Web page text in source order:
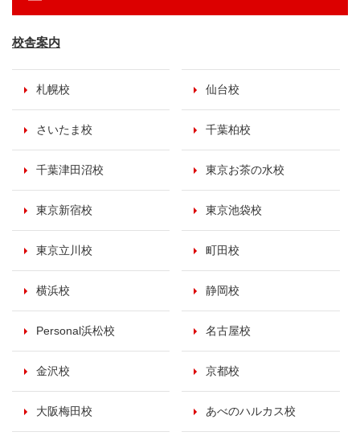
校舎案内
札幌校 仙台校
さいたま校 千葉柏校
千葉津田沼校 東京お茶の水校
東京新宿校 東京池袋校
東京立川校 町田校
横浜校 静岡校
Personal浜松校 名古屋校
金沢校 京都校
大阪梅田校 あべのハルカス校